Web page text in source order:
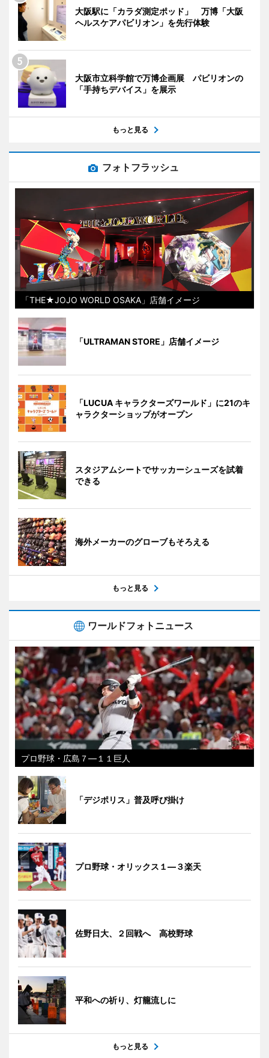
大阪駅に「カラダ測定ポッド」 万博「大阪
ヘルスケアパビリオン」を先行体験
大阪市立科学館で万博企画展 パビリオンの
「手持ちデバイス」を展示
もっと見る
フォトフラッシュ
「THE★JOJO WORLD OSAKA」店舗イメージ
「ULTRAMAN STORE」店舗イメージ
「LUCUA キャラクターズワールド」に21のキ
ャラクターショップがオープン
スタジアムシートでサッカーシューズを試着
できる
海外メーカーのグローブもそろえる
もっと見る
ワールドフォトニュース
プロ野球・広島７―１１巨人
「デジポリス」普及呼び掛け
プロ野球・オリックス１―３楽天
佐野日大、２回戦へ 高校野球
平和への祈り、灯籠流しに
もっと見る